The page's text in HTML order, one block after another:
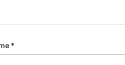
*